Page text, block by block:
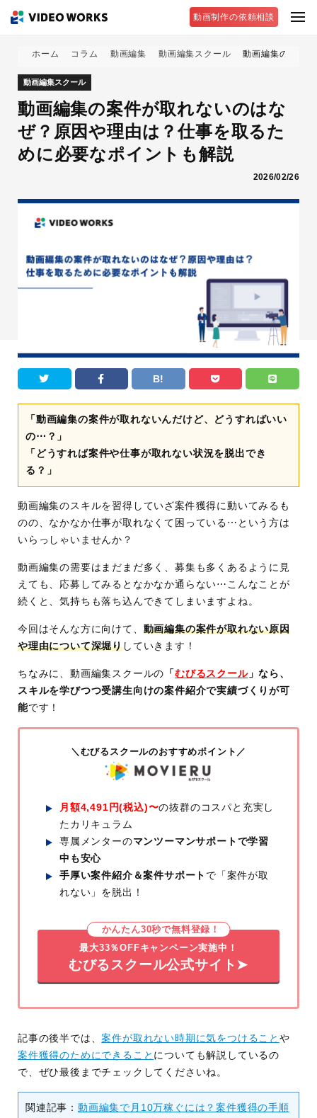
動画制作の依頼相談
ホーム コラム 動画編集 動画編集スクール 動画編集の案件
動画編集スクール
動画編集の案件が取れないのはな
ぜ？原因や理由は？仕事を取るた
めに必要なポイントも解説
2026/02/26
B!
「動画編集の案件が取れないんだけど、どうすればいい
の⋯？」
「どうすれば案件や仕事が取れない状況を脱出でき
る？」
動画編集のスキルを習得していざ案件獲得に動いてみるも
のの、なかなか仕事が取れなくて困っている⋯という方は
いらっしゃいませんか？
動画編集の需要はまだまだ多く、募集も多くあるように見
えても、応募してみるとなかなか通らない⋯こんなことが
続くと、気持ちも落ち込んできてしまいますよね。
今回はそんな方に向けて、 動画編集の案件が取れない原因
や理由について深堀り していきます！
ちなみに、動画編集スクールの 「むびるスクール」なら、
スキルを学びつつ受講生向けの案件紹介で実績づくりが可
能です！
＼むびるスクールのおすすめポイント／
月額4,491円(税込)〜の抜群のコスパと充実し
たカリキュラム
専属メンターのマンツーマンサポートで学習
中も安心
手厚い案件紹介＆案件サポート で「案件が取
れない」を脱出！
かんたん30秒で無料登録！
最大33％OFFキャンペーン実施中！
むびるスクール公式サイト➤
記事の後半では、案件が取れない時期に気をつけることや
案件獲得のためにできること についても解説しているの
で、ぜひ最後までチェックしてくださいね。
関連記事： 動画編集で月10万稼ぐには？案件獲得の手順